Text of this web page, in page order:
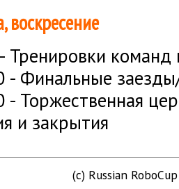
воскресение
Тренировки команд
- Финальные
Торжественная
и закрытия
(c) Russian